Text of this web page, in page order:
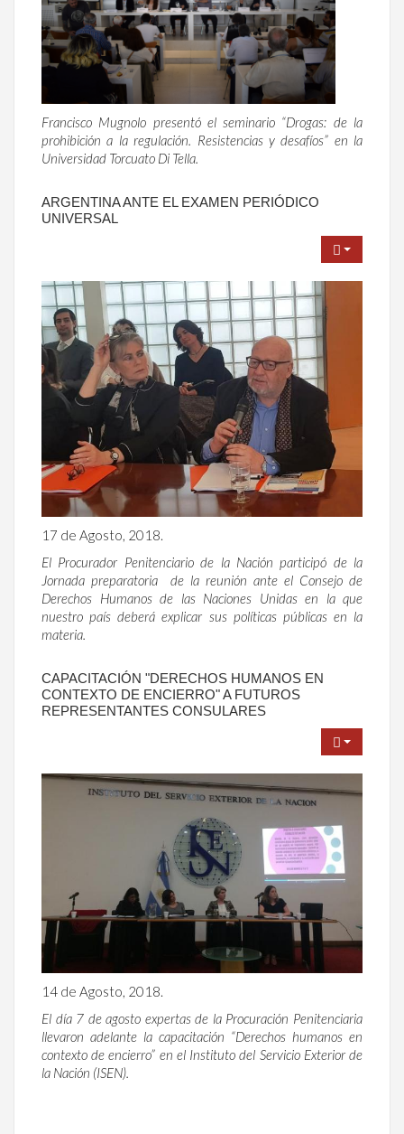
Francisco Mugnolo presentó el seminario “Drogas: de la
prohibición a la regulación. Resistencias y desafíos” en la
Universidad Torcuato Di Tella.
ARGENTINA ANTE EL EXAMEN PERIÓDICO
UNIVERSAL
17 de Agosto, 2018.
El Procurador Penitenciario de la Nación participó de la
Jornada preparatoria de la reunión ante el Consejo de
Derechos Humanos de las Naciones Unidas en la que
nuestro país deberá explicar sus políticas públicas en la
materia.
CAPACITACIÓN "DERECHOS HUMANOS EN
CONTEXTO DE ENCIERRO" A FUTUROS
REPRESENTANTES CONSULARES
14 de Agosto, 2018.
El día 7 de agosto expertas de la Procuración Penitenciaria
llevaron adelante la capacitación “Derechos humanos en
contexto de encierro” en el Instituto del Servicio Exterior de
la Nación (ISEN).